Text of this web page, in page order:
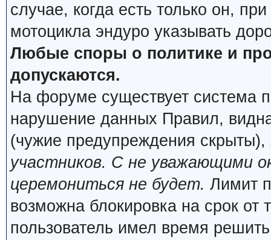
случае, когда есть только он,
мотоцикла эндуро указывать
Любые споры о политике и
допускаются.
На форуме существует система
нарушение данных Правил,
(чужие предупреждения скрыты),
участников. С не уважающими
церемониться не будет. Лимит
возможна блокировка на срок от
пользователь имел время